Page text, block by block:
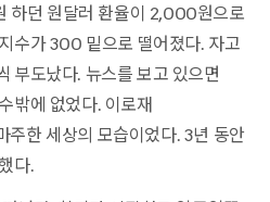
던 원달러 환율이 2,000원으로
수가 300 밑으로 떨어졌다. 자고
부도났다. 뉴스를 보고 있으면
밖에 없었다. 이로재
주한 세상의 모습이었다. 3년 동안
다.